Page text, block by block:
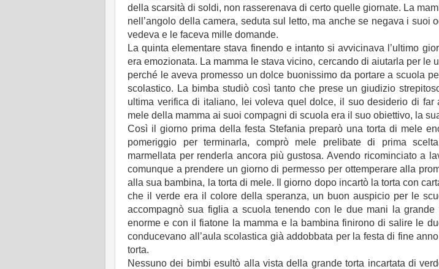
della scarsità di soldi, non rasserenava di certo quelle giornate. La
nell’angolo della camera, seduta sul letto, ma anche se negava i suoi
vedeva e le faceva mille domande.
La quinta elementare stava finendo e intanto si avvicinava l’ultimo
era emozionata. La mamma le stava vicino, cercando di aiutarla per le
perché le aveva promesso un dolce buonissimo da portare a scuola
scolastico. La bimba studiò così tanto che prese un giudizio
ultima verifica di italiano, lei voleva quel dolce, il suo desiderio di far
mele della mamma ai suoi compagni di scuola era il suo obiettivo, la
Così il giorno prima della festa Stefania preparò una torta di mele
pomeriggio per terminarla, comprò mele prelibate di prima
marmellata per renderla ancora più gustosa. Avendo ricominciato a
comunque a prendere un giorno di permesso per ottemperare alla
alla sua bambina, la torta di mele. Il giorno dopo incartò la torta con
che il verde era il colore della speranza, un buon auspicio per le
accompagnò sua figlia a scuola tenendo con le due mani la grande
enorme e con il fiatone la mamma e la bambina finirono di salire le
conducevano all’aula scolastica già addobbata per la festa di fine
torta.
Nessuno dei bimbi esultò alla vista della grande torta incartata di